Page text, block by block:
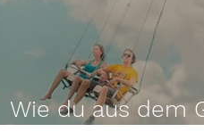
Wie du aus dem